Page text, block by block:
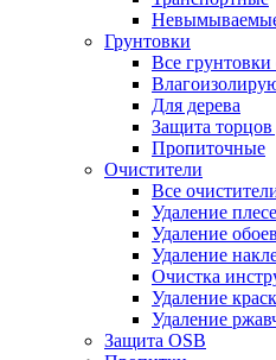
Грунтовки
Все грунтовки
Для дерева
Защита
Пропиточные
Очистители
Все
Удаление
Удаление обоев
Удаление
Очистка
Удаление
Удаление
Защита OSB